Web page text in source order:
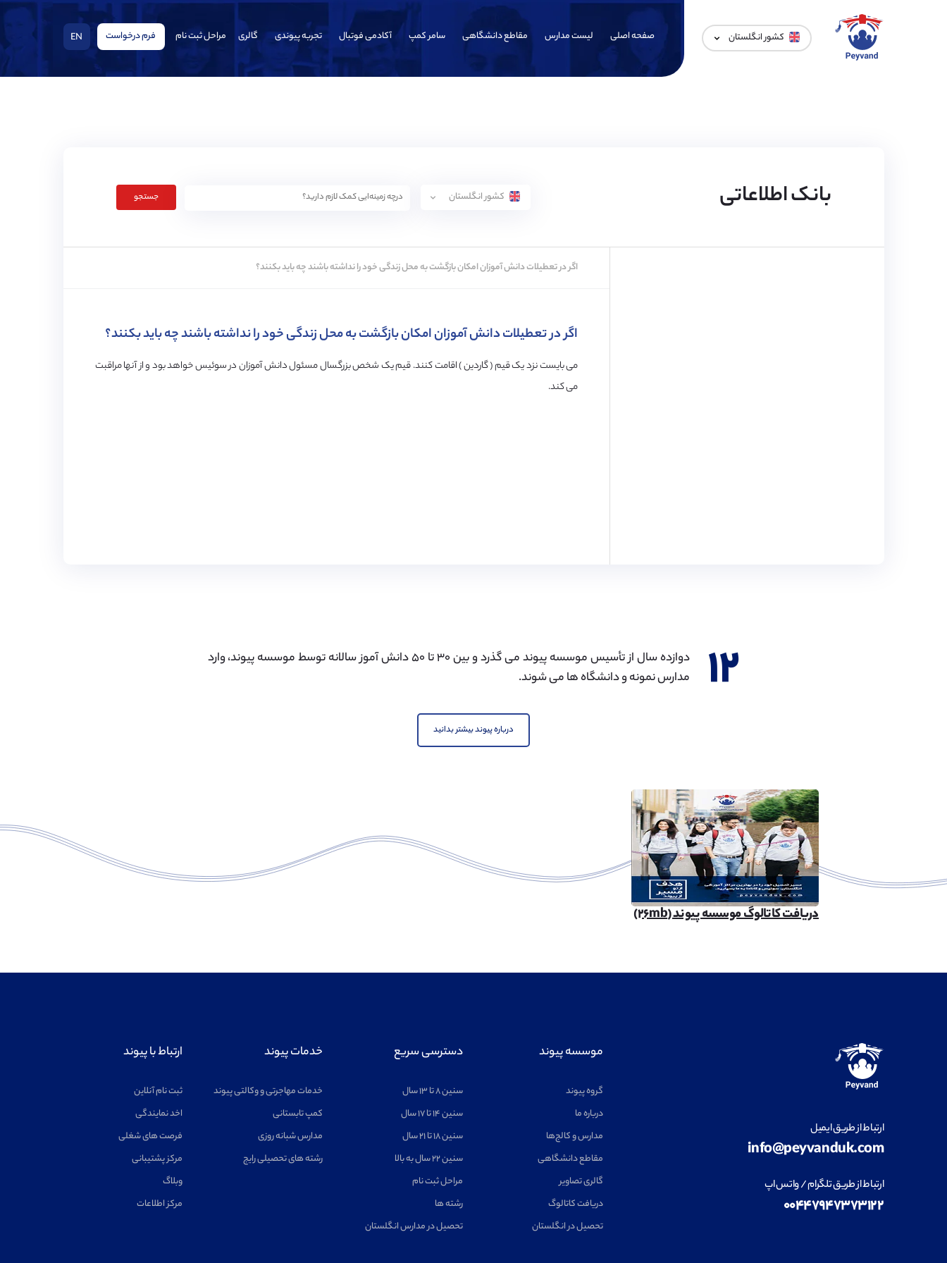
کشور انگلستان صفحه اصلی لیست مدارس مقاطع دانشگاهی سامر کمپ آکادمی فوتبال تجربه پیوندی گالری مراحل ثبت نام فرم درخواست EN
بانک اطلاعاتی جستجو کشور انگلستان
اگر در تعطیلات دانش آموزان امکان بازگشت به محل زندگی خود را نداشته باشند چه باید بکنند؟
اگر در تعطیلات دانش آموزان امکان بازگشت به محل زندگی خود را نداشته باشند چه باید بکنند؟
می بایست نزد یک قیم ( گاردین ) اقامت کنند. قیم یک شخص بزرگسال مسئول دانش آموزان در سوئیس خواهد بود و از آنها مراقبت
می کند.
۱۲
دوازده سال از تأسیس موسسه پیوند می گذرد و بین ۳۰ تا ۵۰ دانش آموز سالانه توسط موسسه پیوند، وارد
مدارس نمونه و دانشگاه ها می شوند.
درباره پیوند بیشتر بدانید
دریافت کاتالوگ موسسه پیوند (۲۶mb)
ارتباط از طریق ایمیل
info@peyvanduk.com
ارتباط از طریق تلگرام / واتس اپ
۰۰۴۴۷۹۴۷۳۷۳۱۲۲
موسسه پیوند
گروه پیوند
درباره ما
مدارس و کالج‌ها
مقاطع دانشگاهی
گالری تصاویر
دریافت کاتالوگ
تحصیل در انگلستان
دسترسی سریع
سنین ۸ تا ۱۳ سال
سنین ۱۴ تا ۱۷ سال
سنین ۱۸ تا ۲۱ سال
سنین ۲۲ سال به بالا
مراحل ثبت نام
رشته ها
تحصیل در مدارس انگلستان
خدمات پیوند
خدمات مهاجرتی و وکالتی پیوند
کمپ تابستانی
مدارس شبانه روزی
رشته های تحصیلی رایج
ارتباط با پیوند
ثبت نام آنلاین
اخد نمایندگی
فرصت های شغلی
مرکز پشتیبانی
وبلاگ
مرکز اطلاعات